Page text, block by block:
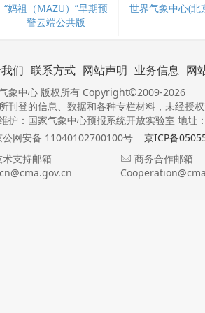
“妈祖（MAZU）”早期预
警云端公共版
世界气象中心(北
们 联系方式 网站声明 业务信息 网
象中心 版权所有 Copyright©2009-2026
刊登的信息、数据和各种专栏材料，未经授
护：国家气象中心预报系统开放实验室 地址
网安备 11040102700100号
京ICP备
术支持邮箱
商务合作邮箱